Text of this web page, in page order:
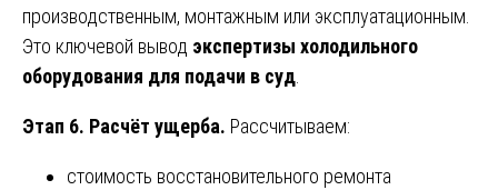
производственным, монтажным или эксплуатационным.
Это ключевой вывод экспертизы холодильного
оборудования для подачи в суд
Этап 6. Расчёт ущерба. Рассчитываем:
стоимость восстановительного ремонта